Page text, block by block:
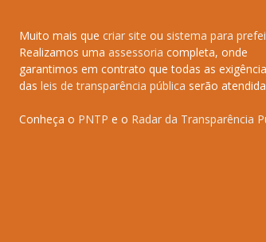
Muito mais que criar site ou sistema para
Realizamos uma assessoria completa, onde
garantimos em contrato que todas as
das leis de transparência pública serão
Conheça o PNTP e o Radar da Transparência